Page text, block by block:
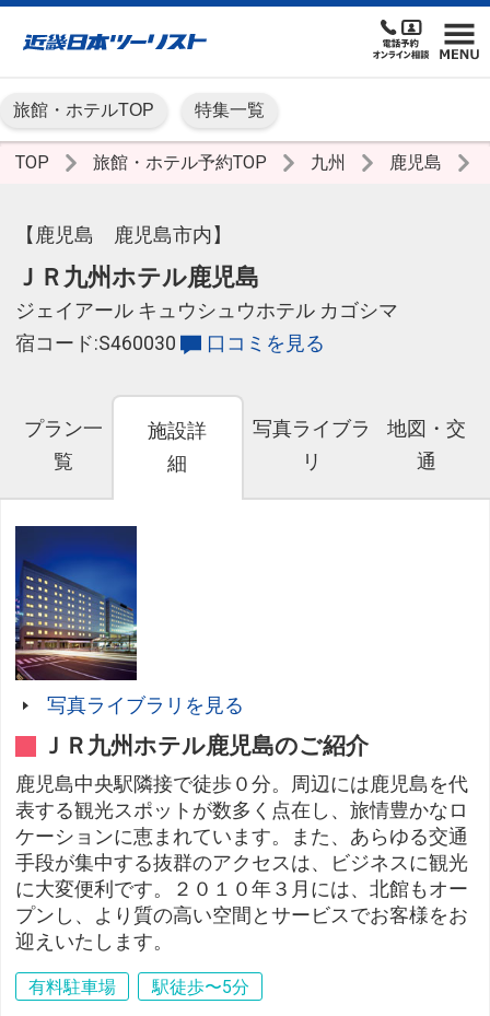
旅館・ホテルTOP 特集一覧
TOP 旅館・ホテル予約TOP 九州 鹿児島
【鹿児島 鹿児島市内】
ＪＲ九州ホテル鹿児島
ジェイアール キュウシュウホテル カゴシマ
宿コード:S460030
口コミを見る
プラン一
覧
施設詳
細
写真ライブラ
リ
地図・交
通
写真ライブラリを見る
ＪＲ九州ホテル鹿児島のご紹介
鹿児島中央駅隣接で徒歩０分。周辺には鹿児島を代
表する観光スポットが数多く点在し、旅情豊かなロ
ケーションに恵まれています。また、あらゆる交通
手段が集中する抜群のアクセスは、ビジネスに観光
に大変便利です。２０１０年３月には、北館もオー
プンし、より質の高い空間とサービスでお客様をお
迎えいたします。
有料駐車場 駅徒歩〜5分